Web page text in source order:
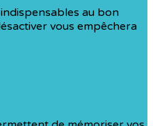
au bon
vous empêchera